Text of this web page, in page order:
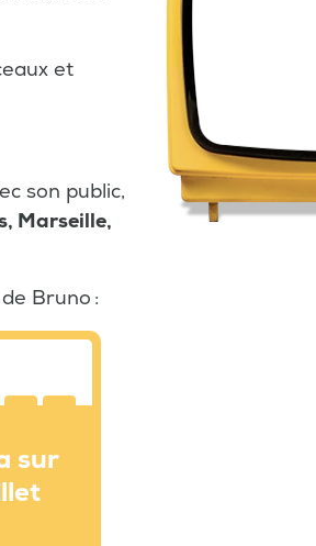
et
son public,
Marseille,
Bruno :
sur